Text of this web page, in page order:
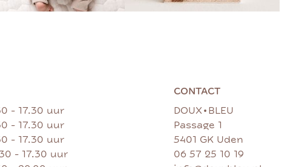
- 17.30 uur
- 17.30 uur
- 17.30 uur
- 17.30 uur
CONTACT
DOUX • BLEU
Passage 1
5401 GK Uden
06 57 25 10 19